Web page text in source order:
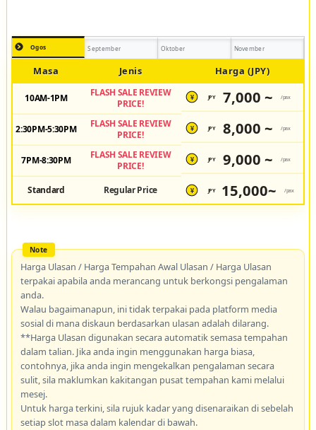
Ogos September Oktober November
Masa Jenis Harga (JPY)
10AM-1PM
FLASH SALE REVIEW
PRICE!
¥ JPY 7,000 ~ /pax
2:30PM-5:30PM
FLASH SALE REVIEW
PRICE!
¥ JPY 8,000 ~ /pax
7PM-8:30PM
FLASH SALE REVIEW
PRICE!
¥ JPY 9,000 ~ /pax
Standard Regular Price ¥ JPY 15,000~ /pax
Harga Ulasan / Harga Tempahan Awal Ulasan / Harga Ulasan
terpakai apabila anda merancang untuk berkongsi pengalaman
anda.
Walau bagaimanapun, ini tidak terpakai pada platform media
sosial di mana diskaun berdasarkan ulasan adalah dilarang.
**Harga Ulasan digunakan secara automatik semasa tempahan
dalam talian. Jika anda ingin menggunakan harga biasa,
contohnya, jika anda ingin mengekalkan pengalaman secara
sulit, sila maklumkan kakitangan pusat tempahan kami melalui
mesej.
Untuk harga terkini, sila rujuk kadar yang disenaraikan di sebelah
setiap slot masa dalam kalendar di bawah.